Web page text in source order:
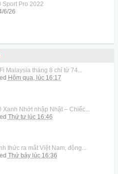
Sport Pro 2022
6/26
Malaysia tháng 8 chỉ từ 74...
Hôm qua, lúc 16:17
Nhớt nhập Nhật – Chiếc...
Thứ tư lúc 16:46
thức ra mắt Việt Nam, động...
Thứ bảy lúc 16:36